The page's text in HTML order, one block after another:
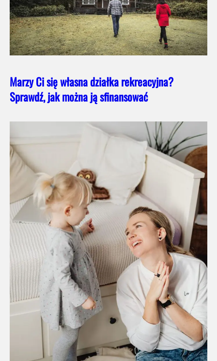
Marzy Ci się własna działka rekreacyjna?
Sprawdź, jak można ją sfinansować